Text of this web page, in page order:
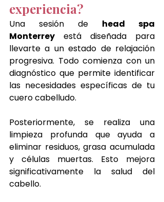
experiencia?
Una sesión de head spa
Monterrey está diseñada para
llevarte a un estado de relajación
progresiva. Todo comienza con un
diagnóstico que permite identificar
las necesidades específicas de tu
cuero cabelludo.
Posteriormente, se realiza una
limpieza profunda que ayuda a
eliminar residuos, grasa acumulada
y células muertas. Esto mejora
significativamente la salud del
cabello.